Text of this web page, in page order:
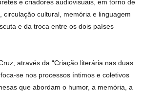
e criadores audiovisuais, em torno de
circulação cultural, memória e linguagem
e da troca entre os dois países
através da “Criação literária nas duas
se nos processos íntimos e coletivos
que abordam o humor, a memória, a